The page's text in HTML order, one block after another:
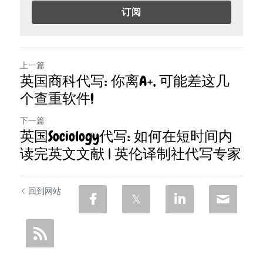
订阅
上一篇
英国商科代写: 你离A+, 可能差这几
个查重软件!
下一篇
英国Sociology代写: 如何在短时间内
读完英文文献 | 英伦译制社代写专家
回到网站